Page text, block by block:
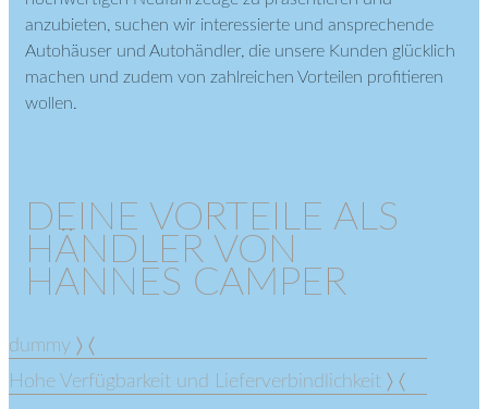
anzubieten, suchen wir interessierte und ansprechende
Autohäuser und Autohändler, die unsere Kunden glücklich
machen und zudem von zahlreichen Vorteilen profitieren
wollen.
DEINE VORTEILE ALS
HÄNDLER VON
HANNES CAMPER
dummy
Hohe Verfügbarkeit und Lieferverbindlichkeit